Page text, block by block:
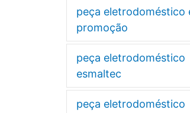
peça eletrodoméstico
promoção
peça eletrodoméstico
esmaltec
peça eletrodoméstico